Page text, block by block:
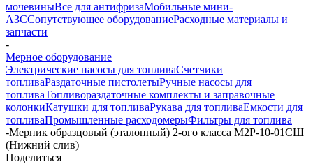
мочевиныВсе для антифризаМобильные мини-
АЗССопутствующее оборудованиеРасходные материалы и
запчасти
-
Мерное оборудование
Электрические насосы для топливаСчетчики
топливаРаздаточные пистолетыРучные насосы для
топливаТопливораздаточные комплекты и заправочные
колонкиКатушки для топливаРукава для топливаЕмкости для
топливаПромышленные расходомерыФильтры для топлива
-Мерник образцовый (эталонный) 2-ого класса М2Р-10-01СШ
(Нижний слив)
Поделиться